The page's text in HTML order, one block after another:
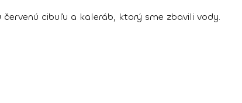
cibuľu a kaleráb, ktorý sme zbavili vody.